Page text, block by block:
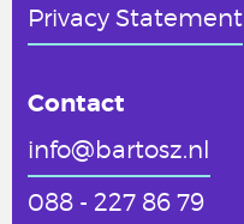
Privacy Statement
Contact
info@bartosz.nl
088 - 227 86 79